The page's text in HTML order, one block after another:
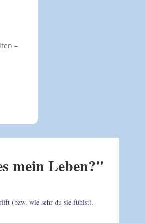
–
mein Leben?"
(bzw. wie sehr du sie fühlst).